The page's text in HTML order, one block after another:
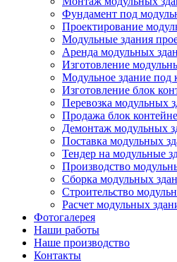
Фундамент под
Проектирование
Модульные здания
Аренда модульных
Изготовление
Модульное здание под
Изготовление блок
Перевозка модульных
Продажа блок
Демонтаж модульных
Поставка модульных
Тендер на модульные
Производство
Сборка модульных
Строительство
Расчет модульных
Фотогалерея
Наши работы
Наше производство
Контакты